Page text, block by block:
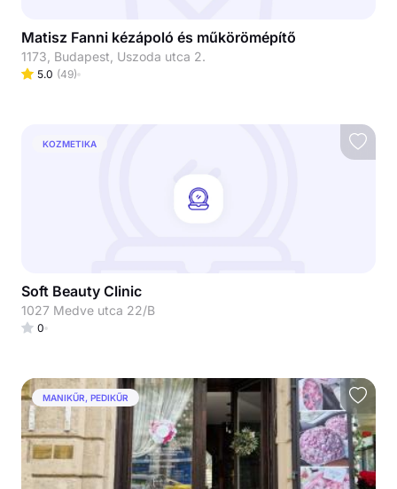
Matisz Fanni kézápoló és műkörömépítő
1173, Budapest, Uszoda utca 2.
5.0 (49)
KOZMETIKA
Soft Beauty Clinic
1027 Medve utca 22/B
0
MANIKŰR, PEDIKŰR